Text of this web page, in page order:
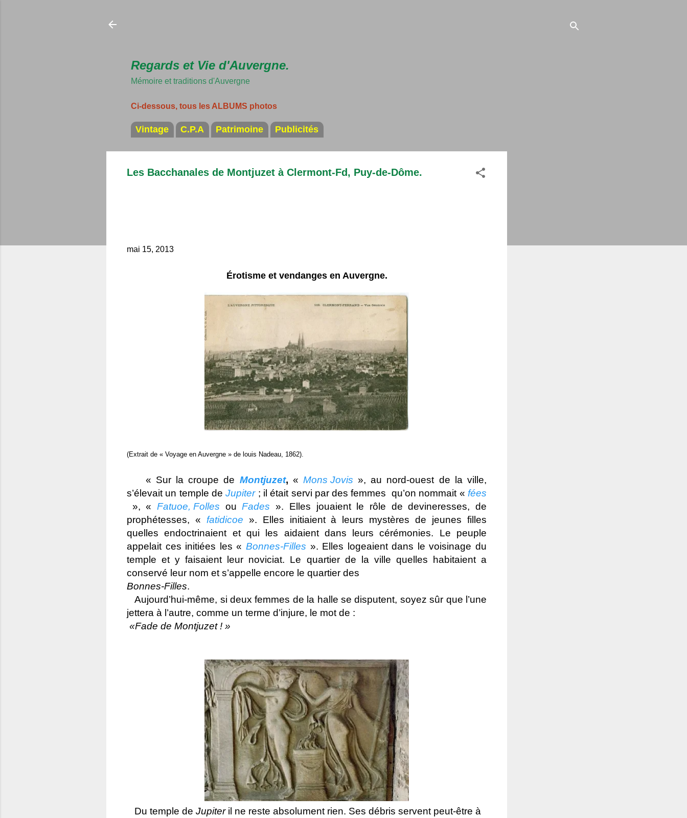
Regards et Vie d'Auvergne.
Mémoire et traditions d'Auvergne
Ci-dessous, tous les ALBUMS photos
Vintage C.P.A Patrimoine Publicités
Les Bacchanales de Montjuzet à Clermont-Fd, Puy-de-Dôme.
mai 15, 2013
Érotisme et vendanges en Auvergne.
(Extrait de « Voyage en Auvergne » de louis Nadeau, 1862).
« Sur la croupe de Montjuzet, « Mons Jovis », au nord-ouest de la ville,
s’élevait un temple deJupiter; il était servi par des femmes qu’on nommait « fées
», «Fatuoe, Folles ouFades ». Elles jouaient le rôle de devineresses, de
prophétesses, « fatidicoe ». Elles initiaient à leurs mystères de jeunes filles
quelles endoctrinaient et qui les aidaient dans leurs cérémonies. Le peuple
appelait ces initiées les « Bonnes-Filles ». Elles logeaient dans le voisinage du
temple et y faisaient leur noviciat. Le quartier de la ville quelles habitaient a
conservé leur nom et s’appelle encore le quartier des
Bonnes-Filles.
Aujourd’hui-même, si deux femmes de la halle se disputent, soyez sûr que l’une
jettera à l’autre, comme un terme d’injure, le mot de :
«Fade de Montjuzet ! »
Du temple de Jupiteril ne reste absolument rien. Ses débris servent peut-être à